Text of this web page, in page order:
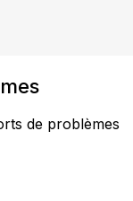
de problèmes